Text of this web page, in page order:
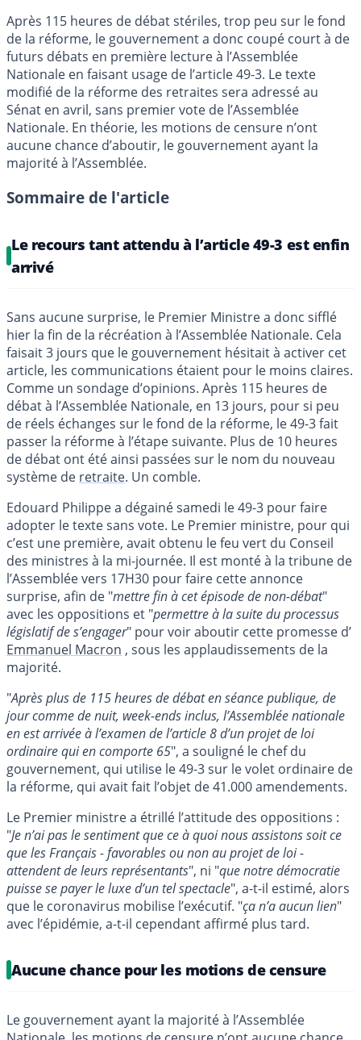
Après 115 heures de débat stériles, trop peu sur le fond
de la réforme, le gouvernement a donc coupé court à de
futurs débats en première lecture à l’Assemblée
Nationale en faisant usage de l’article 49-3. Le texte
modifié de la réforme des retraites sera adressé au
Sénat en avril, sans premier vote de l’Assemblée
Nationale. En théorie, les motions de censure n’ont
aucune chance d’aboutir, le gouvernement ayant la
majorité à l’Assemblée.
Sommaire de l'article
Le recours tant attendu à l’article 49-3 est enfin
arrivé
Sans aucune surprise, le Premier Ministre a donc sifflé
hier la fin de la récréation à l’Assemblée Nationale. Cela
faisait 3 jours que le gouvernement hésitait à activer cet
article, les communications étaient pour le moins claires.
Comme un sondage d’opinions. Après 115 heures de
débat à l’Assemblée Nationale, en 13 jours, pour si peu
de réels échanges sur le fond de la réforme, le 49-3 fait
passer la réforme à l’étape suivante. Plus de 10 heures
de débat ont été ainsi passées sur le nom du nouveau
système de retraite. Un comble.
Edouard Philippe a dégainé samedi le 49-3 pour faire
adopter le texte sans vote. Le Premier ministre, pour qui
c’est une première, avait obtenu le feu vert du Conseil
des ministres à la mi-journée. Il est monté à la tribune de
l’Assemblée vers 17H30 pour faire cette annonce
surprise, afin de "mettre fin à cet épisode de non-débat"
avec les oppositions et "permettre à la suite du processus
législatif de s’engager" pour voir aboutir cette promesse d’
Emmanuel Macron , sous les applaudissements de la
majorité.
"Après plus de 115 heures de débat en séance publique, de
jour comme de nuit, week-ends inclus, l’Assemblée nationale
en est arrivée à l’examen de l’article 8 d’un projet de loi
ordinaire qui en comporte 65", a souligné le chef du
gouvernement, qui utilise le 49-3 sur le volet ordinaire de
la réforme, qui avait fait l’objet de 41.000 amendements.
Le Premier ministre a étrillé l’attitude des oppositions :
"Je n’ai pas le sentiment que ce à quoi nous assistons soit ce
que les Français - favorables ou non au projet de loi -
attendent de leurs représentants", ni "que notre démocratie
puisse se payer le luxe d’un tel spectacle", a-t-il estimé, alors
que le coronavirus mobilise l’exécutif. "ça n’a aucun lien"
avec l’épidémie, a-t-il cependant affirmé plus tard.
Aucune chance pour les motions de censure
Le gouvernement ayant la majorité à l’Assemblée